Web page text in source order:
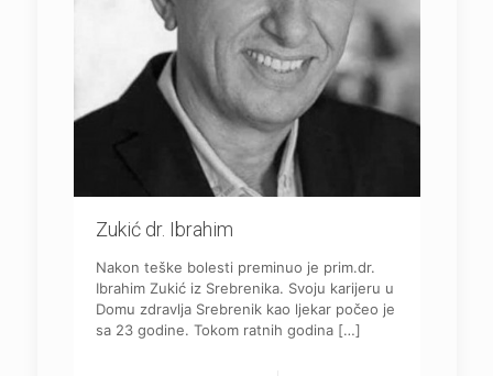
Zukić dr. Ibrahim
Nakon teške bolesti preminuo je prim.dr.
Ibrahim Zukić iz Srebrenika. Svoju karijeru u
Domu zdravlja Srebrenik kao ljekar počeo je
sa 23 godine. Tokom ratnih godina[…]